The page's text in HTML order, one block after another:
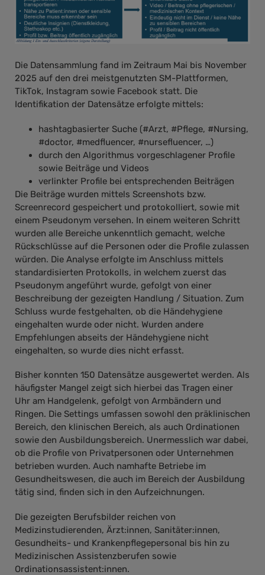
Die Datensammlung fand im Zeitraum Mai bis November
2025 auf den drei meistgenutzten SM-Plattformen,
TikTok, Instagram sowie Facebook statt. Die
Identifikation der Datensätze erfolgte mittels:
hashtagbasierter Suche (#Arzt, #Pflege, #Nursing,
#doctor, #medfluencer, #nursefluencer, …)
durch den Algorithmus vorgeschlagener Profile
sowie Beiträge und Videos
verlinkter Profile bei entsprechenden Beiträgen
Die Beiträge wurden mittels Screenshots bzw.
Screenrecord gespeichert und protokolliert, sowie mit
einem Pseudonym versehen. In einem weiteren Schritt
wurden alle Bereiche unkenntlich gemacht, welche
Rückschlüsse auf die Personen oder die Profile zulassen
würden. Die Analyse erfolgte im Anschluss mittels
standardisierten Protokolls, in welchem zuerst das
Pseudonym angeführt wurde, gefolgt von einer
Beschreibung der gezeigten Handlung / Situation. Zum
Schluss wurde festgehalten, ob die Händehygiene
eingehalten wurde oder nicht. Wurden andere
Empfehlungen abseits der Händehygiene nicht
eingehalten, so wurde dies nicht erfasst.
Bisher konnten 150 Datensätze ausgewertet werden. Als
häufigster Mangel zeigt sich hierbei das Tragen einer
Uhr am Handgelenk, gefolgt von Armbändern und
Ringen. Die Settings umfassen sowohl den präklinischen
Bereich, den klinischen Bereich, als auch Ordinationen
sowie den Ausbildungsbereich. Unermesslich war dabei,
ob die Profile von Privatpersonen oder Unternehmen
betrieben wurden. Auch namhafte Betriebe im
Gesundheitswesen, die auch im Bereich der Ausbildung
tätig sind, finden sich in den Aufzeichnungen.
Die gezeigten Berufsbilder reichen von
Medizinstudierenden, Ärzt:innen, Sanitäter:innen,
Gesundheits- und Krankenpflegepersonal bis hin zu
Medizinischen Assistenzberufen sowie
Ordinationsassistent:innen.